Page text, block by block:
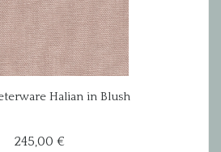
Halian in Blush
245,00 €